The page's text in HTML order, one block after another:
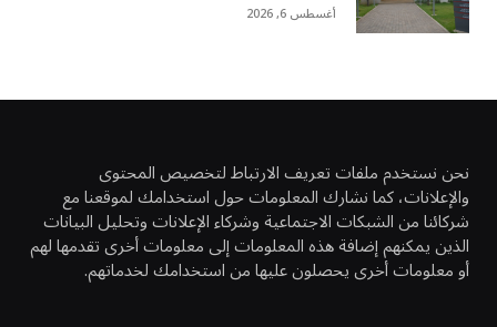
أغسطس 6, 2026
نحن نستخدم ملفات تعريف الارتباط لتخصيص المحتوى
والإعلانات، كما نشارك المعلومات حول استخدامك لموقعنا مع
شركائنا من الشبكات الاجتماعية وشركاء الإعلانات وتحليل البيانات
الذين يمكنهم إضافة هذه المعلومات إلى معلومات أخرى تقدمها لهم
أو معلومات أخرى يحصلون عليها من استخدامك لخدماتهم.